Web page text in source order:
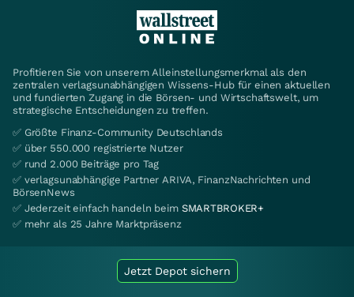
Profitieren Sie von unserem Alleinstellungsmerkmal als den
zentralen verlagsunabhängigen Wissens-Hub für einen aktuellen
und fundierten Zugang in die Börsen- und Wirtschaftswelt, um
strategische Entscheidungen zu treffen.
✅ Größte Finanz-Community Deutschlands
✅ über 550.000 registrierte Nutzer
✅ rund 2.000 Beiträge pro Tag
✅ verlagsunabhängige Partner ARIVA, FinanzNachrichten und
BörsenNews
✅ Jederzeit einfach handeln beim SMARTBROKER+
✅ mehr als 25 Jahre Marktpräsenz
Jetzt Depot sichern